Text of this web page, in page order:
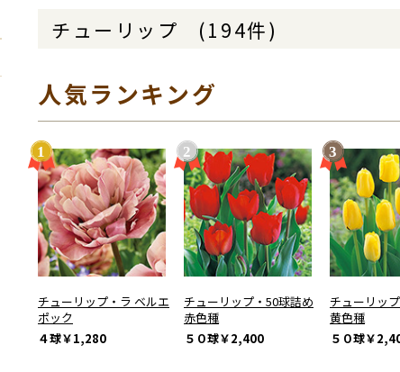
チューリップ (194件)
人気ランキング
チューリップ・ラ ベルエ
ポック
４球￥1,280
チューリップ・50球詰め
赤色種
５０球￥2,400
チューリッ
黄色種
５０球￥